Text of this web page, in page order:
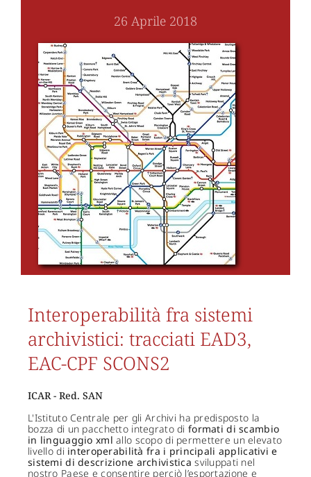
26 Aprile 2018
Interoperabilità fra sistemi
archivistici: tracciati EAD3,
EAC-CPF SCONS2
ICAR - Red. SAN
L'Istituto Centrale per gli Archivi ha predisposto la
bozza di un pacchetto integrato di formati di scambio
in linguaggio xml allo scopo di permettere un elevato
livello di interoperabilità fra i principali applicativi e
sistemi di descrizione archivistica sviluppati nel
nostro Paese e consentire perciò l’esportazione e